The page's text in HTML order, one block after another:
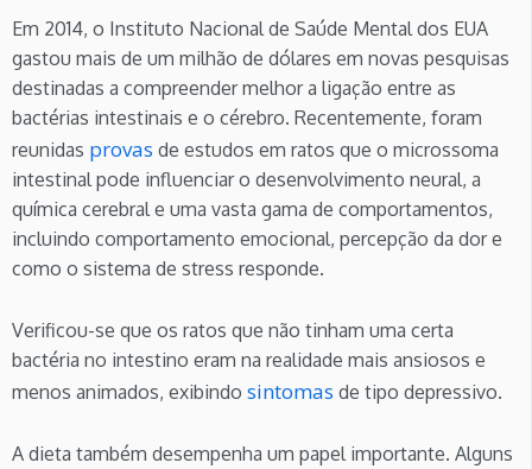
Em 2014, o Instituto Nacional de Saúde Mental dos EUA
gastou mais de um milhão de dólares em novas pesquisas
destinadas a compreender melhor a ligação entre as
bactérias intestinais e o cérebro. Recentemente, foram
reunidas provas de estudos em ratos que o microssoma
intestinal pode influenciar o desenvolvimento neural, a
química cerebral e uma vasta gama de comportamentos,
incluindo comportamento emocional, percepção da dor e
como o sistema de stress responde.
Verificou-se que os ratos que não tinham uma certa
bactéria no intestino eram na realidade mais ansiosos e
menos animados, exibindo sintomas de tipo depressivo.
A dieta também desempenha um papel importante. Alguns